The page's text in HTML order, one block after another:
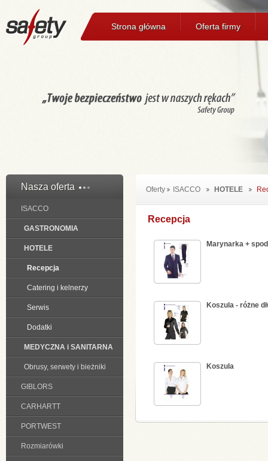
Strona główna Oferta firmy
Nasza oferta
ISACCO
GASTRONOMIA
HOTELE
Recepcja
Catering i kelnerzy
Serwis
Dodatki
MEDYCZNA i SANITARNA
Obrusy, serwety i bieżniki
GIBLORS
CARHARTT
PORTWEST
Rozmiarówki
Oferty ISACCO HOTELE
Recepcja
Marynarka +
Koszula - różne
Koszula